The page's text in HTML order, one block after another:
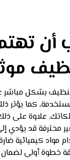
أن
بشكل مباشر
كما يؤثر
علاوة على
محترفة قد يؤدي
مواد كيميائية
خطوة أولى لضمان